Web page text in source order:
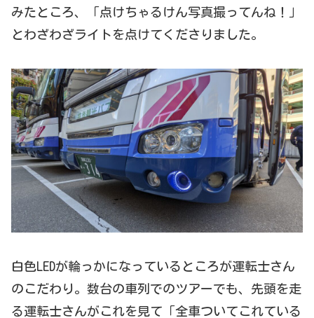
みたところ、「点けちゃるけん写真撮ってんね！」
とわざわざライトを点けてくださりました。
白色LEDが輪っかになっているところが運転士さん
のこだわり。数台の車列でのツアーでも、先頭を走
る運転士さんがこれを見て「全車ついてこれている